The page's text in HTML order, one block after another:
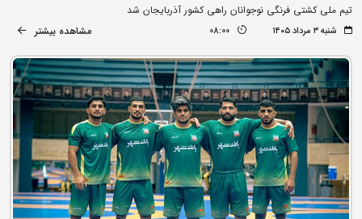
تیم ملی کشتی فرنگی نوجوانان راهی کشور آذربایجان شد
شنبه ۳ مرداد ۱۴۰۵ 08:00 مشاهده بیشتر